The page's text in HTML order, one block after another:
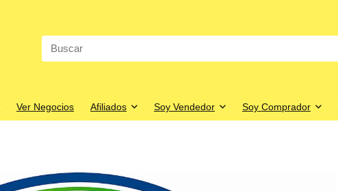
Search
for:
Ver Negocios Afiliados Soy Vendedor Soy Comprador